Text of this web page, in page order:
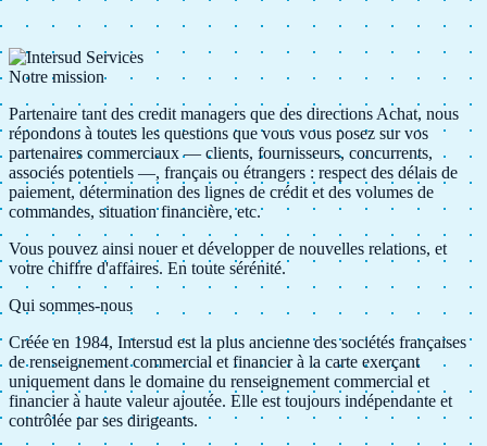
Notre mission
Partenaire tant des credit managers que des directions Achat, nous
répondons à toutes les questions que vous vous posez sur vos
partenaires commerciaux — clients, fournisseurs, concurrents,
associés potentiels —, français ou étrangers : respect des délais de
paiement, détermination des lignes de crédit et des volumes de
commandes, situation financière, etc.
Vous pouvez ainsi nouer et développer de nouvelles relations, et
votre chiffre d'affaires. En toute sérénité.
Qui sommes-nous
Créée en 1984, Intersud est la plus ancienne des sociétés françaises
de renseignement commercial et financier à la carte exerçant
uniquement dans le domaine du renseignement commercial et
financier à haute valeur ajoutée. Elle est toujours indépendante et
contrôlée par ses dirigeants.